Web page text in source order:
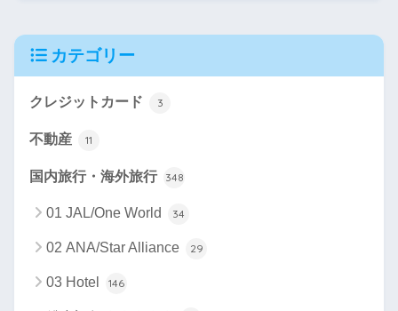
カテゴリー
クレジットカード 3
不動産 11
国内旅行・海外旅行 348
01 JAL/One World 34
02 ANA/Star Alliance 29
03 Hotel 146